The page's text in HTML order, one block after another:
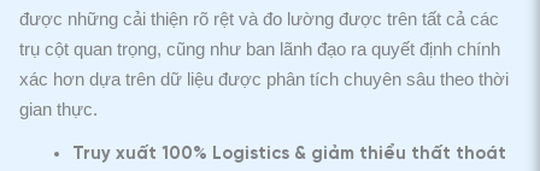
được những cải thiện rõ rệt và đo lường được trên tất cả các
trụ cột quan trọng, cũng như ban lãnh đạo ra quyết định chính
xác hơn dựa trên dữ liệu được phân tích chuyên sâu theo thời
gian thực.
Truy xuất 100% Logistics & giảm thiểu thất thoát